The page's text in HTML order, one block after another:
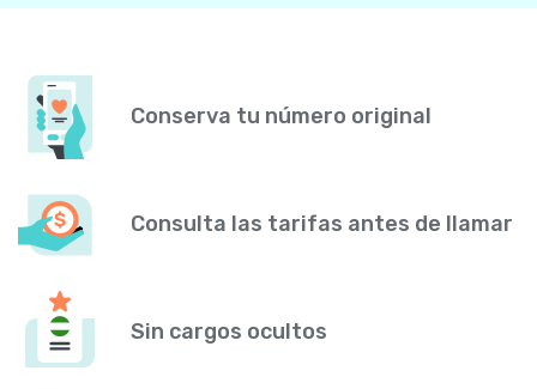
Conserva tu número original
Consulta las tarifas antes de llamar
Sin cargos ocultos